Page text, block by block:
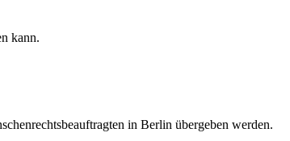
kann.
in Berlin übergeben werden.